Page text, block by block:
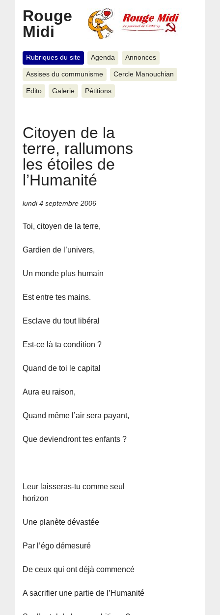
Rouge
Midi
Rubriques du site Agenda Annonces
Assises du communisme Cercle Manouchian
Edito Galerie Pétitions
Citoyen de la
terre, rallumons
les étoiles de
l’Humanité
lundi 4 septembre 2006
Toi, citoyen de la terre,
Gardien de l’univers,
Un monde plus humain
Est entre tes mains.
Esclave du tout libéral
Est-ce là ta condition ?
Quand de toi le capital
Aura eu raison,
Quand même l’air sera payant,
Que deviendront tes enfants ?
Leur laisseras-tu comme seul
horizon
Une planète dévastée
Par l’égo démesuré
De ceux qui ont déjà commencé
A sacrifier une partie de l’Humanité